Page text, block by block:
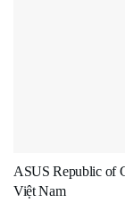
ASUS Republic of
Việt Nam